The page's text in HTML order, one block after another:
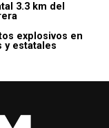
3.3 km del
explosivos en
y estatales